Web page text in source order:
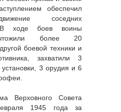
обеспечил
соседних
В ходе боев воины
более 20
боевой техники и
захватили 3
3 орудия и 6
Верховного Совета
1945 года за